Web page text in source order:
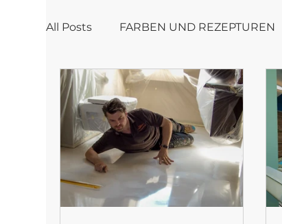
All Posts FARBEN UND REZEPTUREN
FANTASYFLOOR